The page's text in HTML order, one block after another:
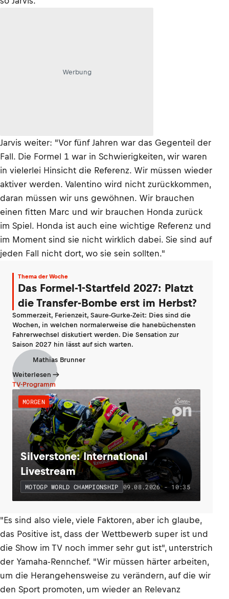
Werbung
Jarvis weiter: "Vor fünf Jahren war das Gegenteil der
Fall. Die Formel 1 war in Schwierigkeiten, wir waren
in vielerlei Hinsicht die Referenz. Wir müssen wieder
aktiver werden. Valentino wird nicht zurückkommen,
daran müssen wir uns gewöhnen. Wir brauchen
einen fitten Marc und wir brauchen Honda zurück
im Spiel. Honda ist auch eine wichtige Referenz und
im Moment sind sie nicht wirklich dabei. Sie sind auf
jeden Fall nicht dort, wo sie sein sollten."
Thema der Woche
Das Formel-1-Startfeld 2027: Platzt
die Transfer-Bombe erst im Herbst?
Sommerzeit, Ferienzeit, Saure-Gurke-Zeit: Dies sind die
Wochen, in welchen normalerweise die hanebüchensten
Fahrerwechsel diskutiert werden. Die Sensation zur
Saison 2027 hin lässt auf sich warten.
Mathias Brunner
Weiterlesen
TV-Programm
MORGEN
Silverstone: International
Livestream
MOTOGP WORLD CHAMPIONSHIP 09.08.2026 - 10:35
"Es sind also viele, viele Faktoren, aber ich glaube,
das Positive ist, dass der Wettbewerb super ist und
die Show im TV noch immer sehr gut ist", unterstrich
der Yamaha-Rennchef. "Wir müssen härter arbeiten,
um die Herangehensweise zu verändern, auf die wir
den Sport promoten, um wieder an Relevanz